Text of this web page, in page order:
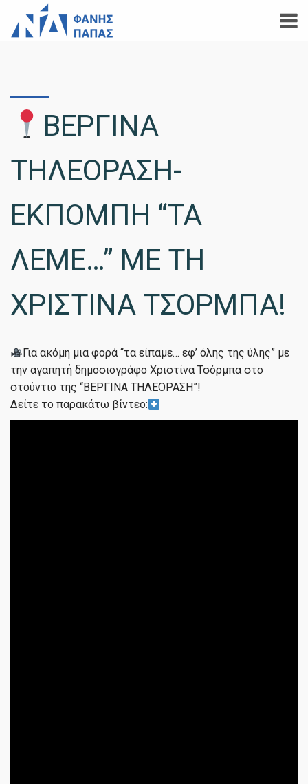
ΒΕΡΓΙΝΑ
ΤΗΛΕΟΡΑΣΗ-
ΕΚΠΟΜΠΗ “ΤΑ
ΛΕΜΕ…” ΜΕ ΤΗ
ΧΡΙΣΤΙΝΑ ΤΣΟΡΜΠΑ!
Για ακόμη μια φορά “τα είπαμε… εφ’ όλης της ύλης” με
την αγαπητή δημοσιογράφο Χριστίνα Τσόρμπα στο
στούντιο της “ΒΕΡΓΙΝΑ ΤΗΛΕΟΡΑΣΗ”!
Δείτε το παρακάτω βίντεο: